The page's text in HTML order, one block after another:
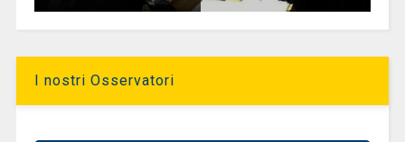
I nostri Osservatori